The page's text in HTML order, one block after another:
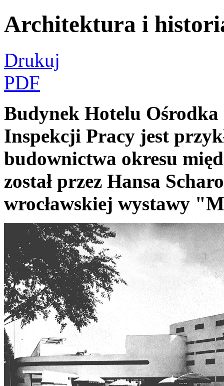
Architektura i
Drukuj
PDF
Budynek Hotelu Ośrodka
Inspekcji Pracy jest
budownictwa okresu
został przez Hansa
wrocławskiej wystawy